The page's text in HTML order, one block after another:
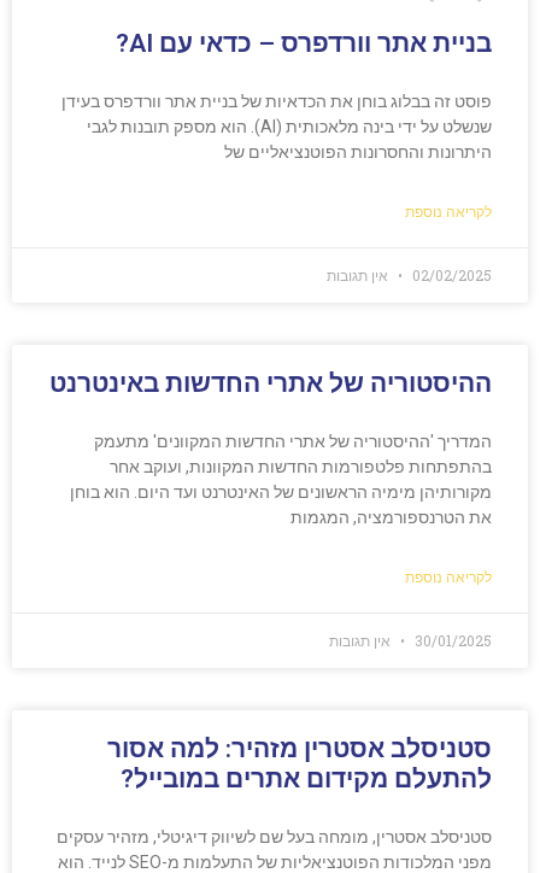
בניית אתר וורדפרס – כדאי עם AI?
פוסט זה בבלוג בוחן את הכדאיות של בניית אתר וורדפרס בעידן
שנשלט על ידי בינה מלאכותית (AI). הוא מספק תובנות לגבי
היתרונות והחסרונות הפוטנציאליים של
לקריאה נוספת
02/02/2025 אין תגובות
ההיסטוריה של אתרי החדשות באינטרנט
המדריך 'ההיסטוריה של אתרי החדשות המקוונים' מתעמק
בהתפתחות פלטפורמות החדשות המקוונות, ועוקב אחר
מקורותיהן מימיה הראשונים של האינטרנט ועד היום. הוא בוחן
את הטרנספורמציה, המגמות
לקריאה נוספת
30/01/2025 אין תגובות
סטניסלב אסטרין מזהיר: למה אסור
להתעלם מקידום אתרים במובייל?
סטניסלב אסטרין, מומחה בעל שם לשיווק דיגיטלי, מזהיר עסקים
מפני המלכודות הפוטנציאליות של התעלמות מ-SEO לנייד. הוא